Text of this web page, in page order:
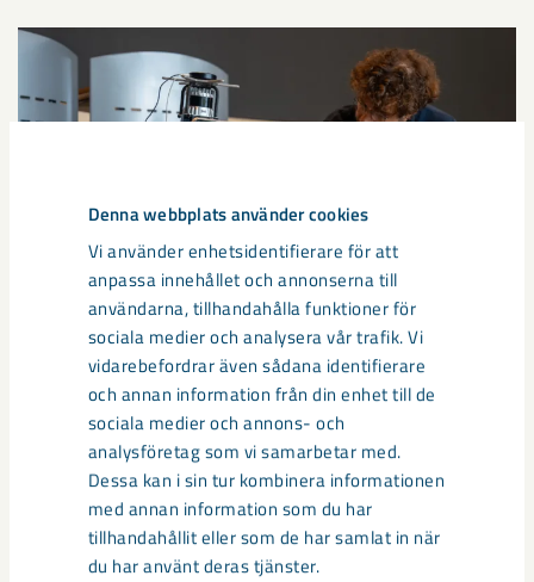
Denna webbplats använder cookies
Vi använder enhetsidentifierare för att
anpassa innehållet och annonserna till
användarna, tillhandahålla funktioner för
sociala medier och analysera vår trafik. Vi
vidarebefordrar även sådana identifierare
och annan information från din enhet till de
sociala medier och annons- och
analysföretag som vi samarbetar med.
Dessa kan i sin tur kombinera informationen
med annan information som du har
tillhandahållit eller som de har samlat in när
du har använt deras tjänster.
Så kan humanoida robotar öka
säkerheten i framtidens gruva
Utvecklingen av humanoida robotar, människoliknande
robotar med armar och ben, går snabbt. I takt med att
tekniken blir alltmer avancerad ...